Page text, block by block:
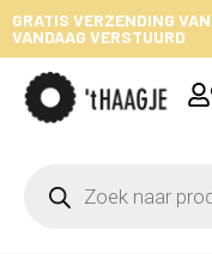
GRATIS VERZENDING
VANDAAG VERSTUURD